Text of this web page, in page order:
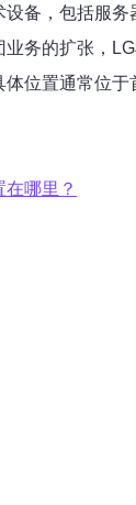
备，包括服
务的扩张，
位置通常位
哪里？